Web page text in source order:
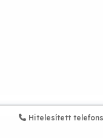
Hitelesített